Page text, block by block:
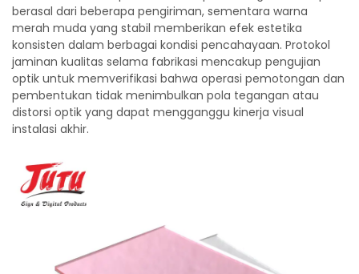
berasal dari beberapa pengiriman, sementara warna
merah muda yang stabil memberikan efek estetika
konsisten dalam berbagai kondisi pencahayaan. Protokol
jaminan kualitas selama fabrikasi mencakup pengujian
optik untuk memverifikasi bahwa operasi pemotongan dan
pembentukan tidak menimbulkan pola tegangan atau
distorsi optik yang dapat mengganggu kinerja visual
instalasi akhir.